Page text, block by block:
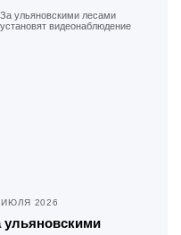
ИЮЛЯ 2026
ульяновскими